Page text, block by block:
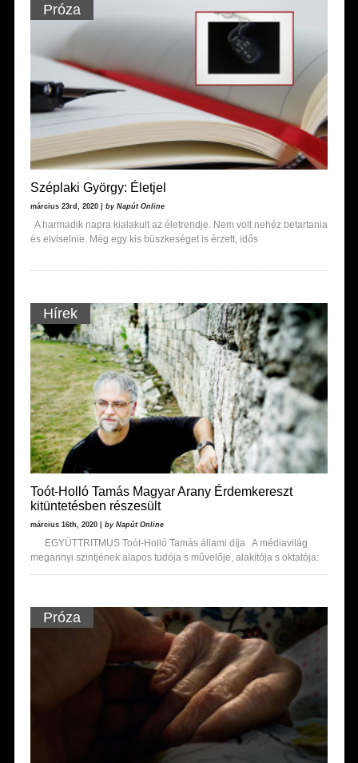
Próza
Széplaki György: Életjel
március 23rd, 2020 | by Napút Online
A harmadik napra kialakult az életrendje. Nem volt nehéz betartania
és elviselnie. Még egy kis büszkeséget is érzett, idős
Hírek
Toót-Holló Tamás Magyar Arany Érdemkereszt
kitüntetésben részesült
március 16th, 2020 | by Napút Online
EGYÜTTRITMUS Toót-Holló Tamás állami díja A médiavilág
megannyi szintjének alapos tudója s művelője, alakítója s oktatója:
Próza